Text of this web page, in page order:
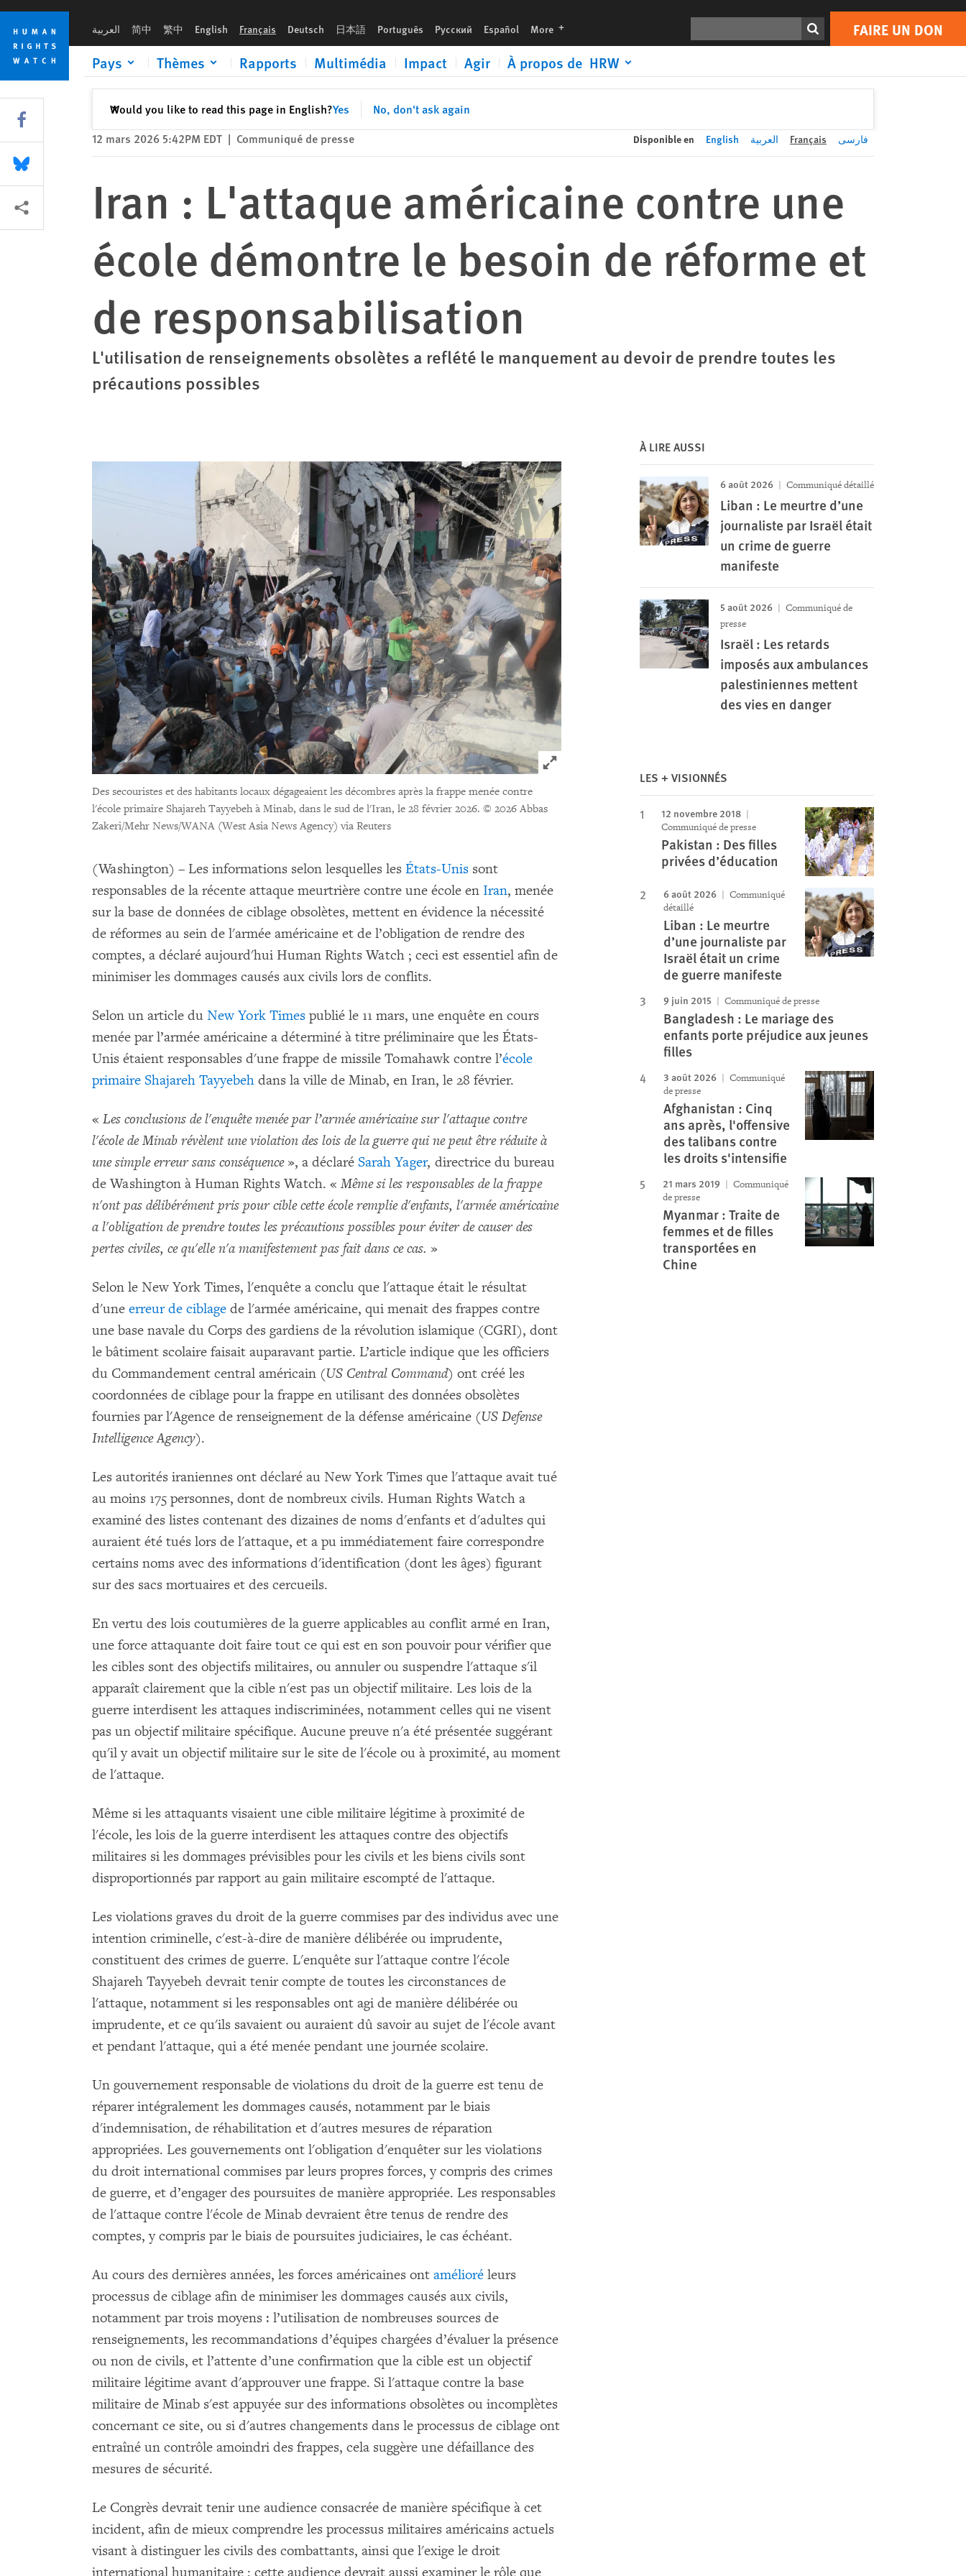
Skip
cookie
privacy
notice
Skip
main
content
العربية 简中 繁中 English Français Deutsch 日本語 Português Русский Español More languages FAIRE UN DON
Pays Thèmes Rapports Multimédia Impact Agir À propos de HRW
Would you like to read this page in English?Yes No, don't ask again
✕Fermer
Print FAIRE UN DON
12 mars 2026 5:42PM EDT | Communiqué de presse Disponible en English العربية Français فارسی
Iran : L'attaque américaine contre une
école démontre le besoin de réforme et
de responsabilisation
L'utilisation de renseignements obsolètes a reflété le manquement au devoir de prendre toutes les
précautions possibles
Click to expand Image
Des secouristes et des habitants locaux dégageaient les décombres après la frappe menée contre
l'école primaire Shajareh Tayyebeh à Minab, dans le sud de l'Iran, le 28 février 2026. © 2026 Abbas
Zakeri/Mehr News/WANA (West Asia News Agency) via Reuters
(Washington) – Les informations selon lesquelles les États-Unis sont
responsables de la récente attaque meurtrière contre une école en Iran, menée
sur la base de données de ciblage obsolètes, mettent en évidence la nécessité
de réformes au sein de l'armée américaine et de l’obligation de rendre des
comptes, a déclaré aujourd'hui Human Rights Watch ; ceci est essentiel afin de
minimiser les dommages causés aux civils lors de conflits.
Selon un article du New York Times publié le 11 mars, une enquête en cours
menée par l’armée américaine a déterminé à titre préliminaire que les États-
Unis étaient responsables d'une frappe de missile Tomahawk contre l’école
primaire Shajareh Tayyebeh dans la ville de Minab, en Iran, le 28 février.
« Les conclusions de l'enquête menée par l’armée américaine sur l'attaque contre
l'école de Minab révèlent une violation des lois de la guerre qui ne peut être réduite à
une simple erreur sans conséquence », a déclaré Sarah Yager, directrice du bureau
de Washington à Human Rights Watch. «Même si les responsables de la frappe
n'ont pas délibérément pris pour cible cette école remplie d'enfants, l'armée américaine
a l'obligation de prendre toutes les précautions possibles pour éviter de causer des
pertes civiles, ce qu'elle n'a manifestement pas fait dans ce cas. »
Selon le New York Times, l'enquête a conclu que l'attaque était le résultat
d'une erreur de ciblage de l'armée américaine, qui menait des frappes contre
une base navale du Corps des gardiens de la révolution islamique (CGRI), dont
le bâtiment scolaire faisait auparavant partie. L’article indique que les officiers
du Commandement central américain (US Central Command) ont créé les
coordonnées de ciblage pour la frappe en utilisant des données obsolètes
fournies par l'Agence de renseignement de la défense américaine (US Defense
Intelligence Agency).
Les autorités iraniennes ont déclaré au New York Times que l'attaque avait tué
au moins 175 personnes, dont de nombreux civils. Human Rights Watch a
examiné des listes contenant des dizaines de noms d'enfants et d'adultes qui
auraient été tués lors de l'attaque, et a pu immédiatement faire correspondre
certains noms avec des informations d'identification (dont les âges) figurant
sur des sacs mortuaires et des cercueils.
En vertu des lois coutumières de la guerre applicables au conflit armé en Iran,
une force attaquante doit faire tout ce qui est en son pouvoir pour vérifier que
les cibles sont des objectifs militaires, ou annuler ou suspendre l'attaque s'il
apparaît clairement que la cible n'est pas un objectif militaire. Les lois de la
guerre interdisent les attaques indiscriminées, notamment celles qui ne visent
pas un objectif militaire spécifique. Aucune preuve n'a été présentée suggérant
qu'il y avait un objectif militaire sur le site de l'école ou à proximité, au moment
de l'attaque.
Même si les attaquants visaient une cible militaire légitime à proximité de
l'école, les lois de la guerre interdisent les attaques contre des objectifs
militaires si les dommages prévisibles pour les civils et les biens civils sont
disproportionnés par rapport au gain militaire escompté de l'attaque.
Les violations graves du droit de la guerre commises par des individus avec une
intention criminelle, c'est-à-dire de manière délibérée ou imprudente,
constituent des crimes de guerre. L'enquête sur l'attaque contre l'école
Shajareh Tayyebeh devrait tenir compte de toutes les circonstances de
l'attaque, notamment si les responsables ont agi de manière délibérée ou
imprudente, et ce qu'ils savaient ou auraient dû savoir au sujet de l'école avant
et pendant l'attaque, qui a été menée pendant une journée scolaire.
Un gouvernement responsable de violations du droit de la guerre est tenu de
réparer intégralement les dommages causés, notamment par le biais
d'indemnisation, de réhabilitation et d'autres mesures de réparation
appropriées. Les gouvernements ont l'obligation d'enquêter sur les violations
du droit international commises par leurs propres forces, y compris des crimes
de guerre, et d’engager des poursuites de manière appropriée. Les responsables
de l'attaque contre l'école de Minab devraient être tenus de rendre des
comptes, y compris par le biais de poursuites judiciaires, le cas échéant.
Au cours des dernières années, les forces américaines ont amélioré leurs
processus de ciblage afin de minimiser les dommages causés aux civils,
notamment par trois moyens : l’utilisation de nombreuses sources de
renseignements, les recommandations d’équipes chargées d’évaluer la présence
ou non de civils, et l’attente d’une confirmation que la cible est un objectif
militaire légitime avant d'approuver une frappe. Si l'attaque contre la base
militaire de Minab s'est appuyée sur des informations obsolètes ou incomplètes
concernant ce site, ou si d'autres changements dans le processus de ciblage ont
entraîné un contrôle amoindri des frappes, cela suggère une défaillance des
mesures de sécurité.
Le Congrès devrait tenir une audience consacrée de manière spécifique à cet
incident, afin de mieux comprendre les processus militaires américains actuels
visant à distinguer les civils des combattants, ainsi que l'exige le droit
À LIRE AUSSI
6 août 2026 Communiqué détaillé
Liban : Le meurtre d’une
journaliste par Israël était
un crime de guerre
manifeste
5 août 2026
Communiqué de
presse
Israël : Les retards
imposés aux ambulances
palestiniennes mettent
des vies en danger
LES + VISIONNÉS
12 novembre 2018
Communiqué de presse
Pakistan : Des filles
privées d’éducation
6 août 2026
Communiqué
détaillé
Liban : Le meurtre
d’une journaliste par
Israël était un crime
de guerre manifeste
9 juin 2015 Communiqué de presse
Bangladesh : Le mariage des
enfants porte préjudice aux jeunes
filles
3 août 2026
Communiqué
de presse
Afghanistan : Cinq
ans après, l'offensive
des talibans contre
les droits s'intensifie
21 mars 2019
Communiqué
de presse
Myanmar : Traite de
femmes et de filles
transportées en
Chine
Share this via Facebook
Share this via Bluesky
Share this via Partagez